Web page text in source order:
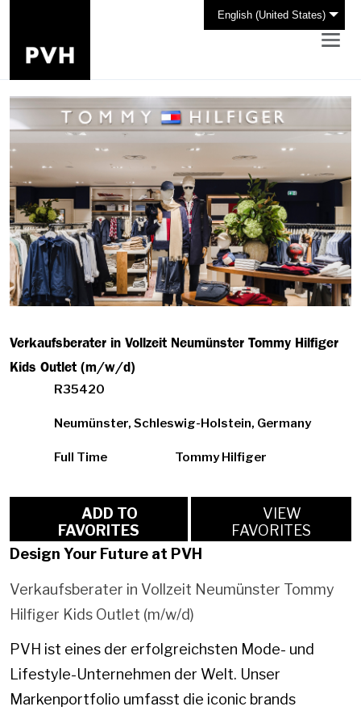
English (United States)
Verkaufsberater in Vollzeit Neumünster Tommy Hilfiger
Kids Outlet (m/w/d)
R35420
Neumünster, Schleswig-Holstein, Germany
Full Time Tommy Hilfiger
FAVORITES
VIEW
FAVORITES
Design Your Future at PVH
Verkaufsberater in Vollzeit Neumünster Tommy
Hilfiger Kids Outlet (m/w/d)
PVH ist eines der erfolgreichsten Mode- und
Lifestyle-Unternehmen der Welt. Unser
Markenportfolio umfasst die iconic brands